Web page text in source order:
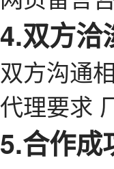
4.双方洽
双方沟通
代理要求
5.合作成